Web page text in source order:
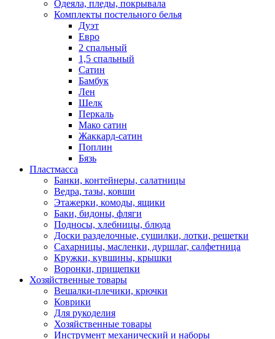
Одеяла, пледы, покрывала
Комплекты постельного белья
Дуэт
Евро
2 спальный
1,5 спальный
Сатин
Бамбук
Лен
Шелк
Перкаль
Мако сатин
Жаккард-сатин
Поплин
Бязь
Пластмасса
Банки, контейнеры, салатницы
Ведра, тазы, ковши
Этажерки, комоды, ящики
Баки, бидоны, фляги
Подносы, хлебницы, блюда
Доски разделочные, сушилки, лотки, решетки
Сахарницы, масленки, дуршлаг, салфетница
Кружки, кувшины, крышки
Воронки, прищепки
Хозяйственные товары
Вешалки-плечики, крючки
Коврики
Для рукоделия
Хозяйственные товары
Инструмент механический и наборы